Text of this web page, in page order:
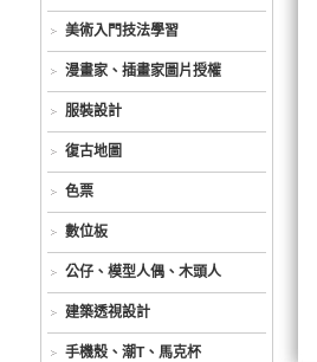
美術入門技法學習
漫畫家、插畫家圖片授權
服裝設計
復古地圖
色票
數位板
公仔、模型人偶、木頭人
建築透視設計
手機殼、潮T、馬克杯